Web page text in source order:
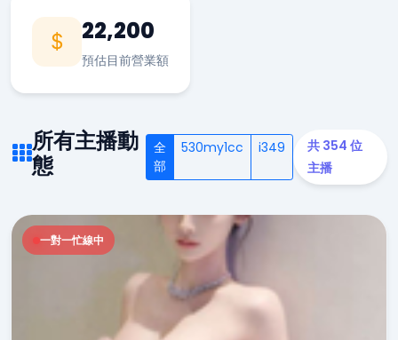
22,200
預估目前營業額
所有主播動
態
全
部
530my1cc i349
共 354 位
主播
一對一忙線中